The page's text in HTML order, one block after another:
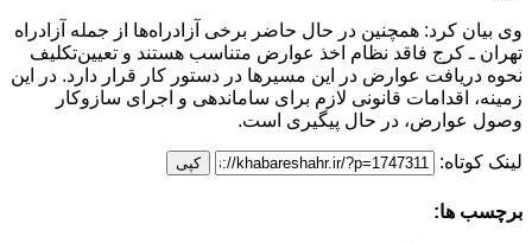
وی بیان کرد: همچنین در حال حاضر برخی آزادراه‌ها از جمله آزادراه
تهران ـ کرج فاقد نظام اخذ عوارض متناسب هستند و تعیین‌تکلیف
نحوه دریافت عوارض در این مسیرها در دستور کار قرار دارد. در این
زمینه، اقدامات قانونی لازم برای ساماندهی و اجرای سازوکار
وصول عوارض، در حال پیگیری است.
لینک کوتاه: کپی
برچسب ها: